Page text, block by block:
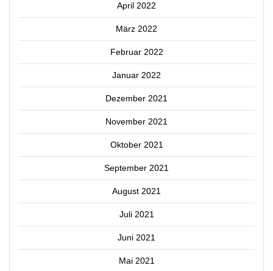
April 2022
März 2022
Februar 2022
Januar 2022
Dezember 2021
November 2021
Oktober 2021
September 2021
August 2021
Juli 2021
Juni 2021
Mai 2021